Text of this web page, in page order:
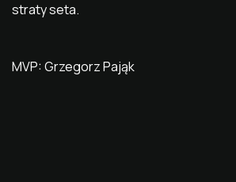
straty seta.
MVP: Grzegorz Pająk